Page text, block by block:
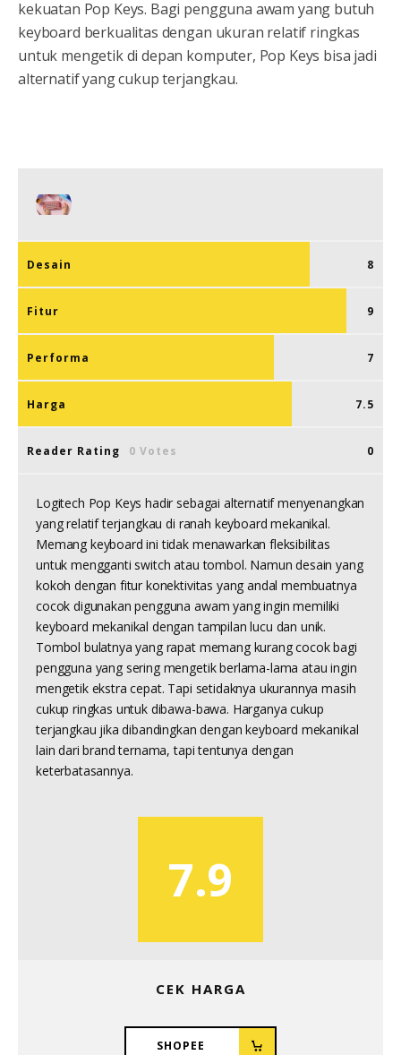
kekuatan Pop Keys. Bagi pengguna awam yang butuh
keyboard berkualitas dengan ukuran relatif ringkas
untuk mengetik di depan komputer, Pop Keys bisa jadi
alternatif yang cukup terjangkau.
Logitech Pop Keys hadir sebagai alternatif menyenangkan
yang relatif terjangkau di ranah keyboard mekanikal.
Memang keyboard ini tidak menawarkan fleksibilitas
untuk mengganti switch atau tombol. Namun desain yang
kokoh dengan fitur konektivitas yang andal membuatnya
cocok digunakan pengguna awam yang ingin memiliki
keyboard mekanikal dengan tampilan lucu dan unik.
Tombol bulatnya yang rapat memang kurang cocok bagi
pengguna yang sering mengetik berlama-lama atau ingin
mengetik ekstra cepat. Tapi setidaknya ukurannya masih
cukup ringkas untuk dibawa-bawa. Harganya cukup
terjangkau jika dibandingkan dengan keyboard mekanikal
lain dari brand ternama, tapi tentunya dengan
keterbatasannya.
Desain 8
Fitur 9
Performa 7
Harga 7.5
Reader Rating 0 Votes 0
7.9
CEK HARGA
SHOPEE